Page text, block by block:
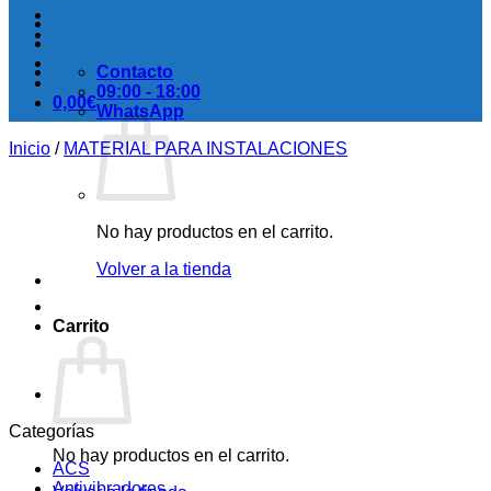
0,00€
No hay productos en el carrito.
Volver a la tienda
Carrito
No hay productos en el carrito.
Contacto
09:00 - 18:00
WhatsApp
Inicio / MATERIAL PARA INSTALACIONES
Categorías
ACS